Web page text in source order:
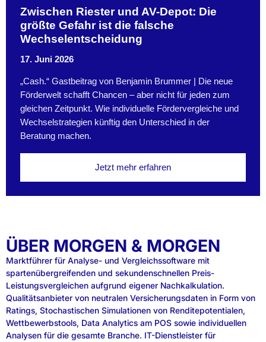
Zwischen Riester und AV-Depot: Die
größte Gefahr ist die falsche
Wechselentscheidung
17. Juni 2026
„Cash.“ Gastbeitrag von Benjamin Brummer | Die neue
Förderwelt schafft Chancen – aber nicht für jeden zum
gleichen Zeitpunkt. Wie individuelle Fördervergleiche und
Wechselstrategien künftig den Unterschied in der
Beratung machen.
Jetzt mehr erfahren
ÜBER MORGEN & MORGEN
Marktführer für Analyse- und Vergleichssoftware mit
spartenübergreifenden und sekundenschnellen Preis-
Leistungsvergleichen aufgrund eigener Nachkalkulation.
Qualitätsanbieter von neutralen Versicherungsdaten in Form von
Ratings, Stochastischen Simulationen von Renditepotentialen,
Wettbewerbstools, Data Analytics am POS sowie individuellen
Analysen für die gesamte Branche. IT-Dienstleister für